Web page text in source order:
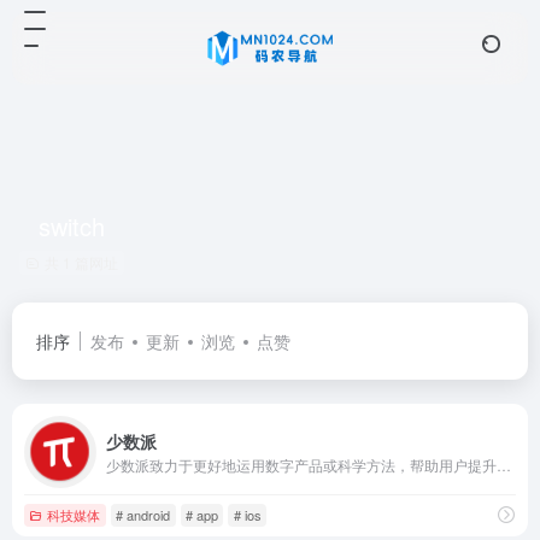
排序 发布 更新 浏览 点赞
少数派
科技媒体 # android # app # ios